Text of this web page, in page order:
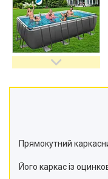
Прямокутний
Його каркас із